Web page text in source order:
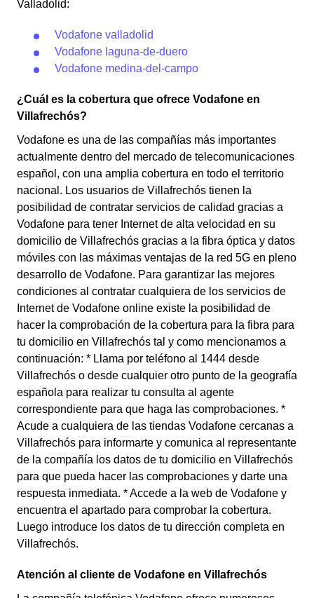
Valladolid:
Vodafone valladolid
Vodafone laguna-de-duero
Vodafone medina-del-campo
¿Cuál es la cobertura que ofrece Vodafone en
Villafrechós?
Vodafone es una de las compañías más importantes
actualmente dentro del mercado de telecomunicaciones
español, con una amplia cobertura en todo el territorio
nacional. Los usuarios de Villafrechós tienen la
posibilidad de contratar servicios de calidad gracias a
Vodafone para tener Internet de alta velocidad en su
domicilio de Villafrechós gracias a la fibra óptica y datos
móviles con las máximas ventajas de la red 5G en pleno
desarrollo de Vodafone. Para garantizar las mejores
condiciones al contratar cualquiera de los servicios de
Internet de Vodafone online existe la posibilidad de
hacer la comprobación de la cobertura para la fibra para
tu domicilio en Villafrechós tal y como mencionamos a
continuación: * Llama por teléfono al 1444 desde
Villafrechós o desde cualquier otro punto de la geografía
española para realizar tu consulta al agente
correspondiente para que haga las comprobaciones. *
Acude a cualquiera de las tiendas Vodafone cercanas a
Villafrechós para informarte y comunica al representante
de la compañía los datos de tu domicilio en Villafrechós
para que pueda hacer las comprobaciones y darte una
respuesta inmediata. * Accede a la web de Vodafone y
encuentra el apartado para comprobar la cobertura.
Luego introduce los datos de tu dirección completa en
Villafrechós.
Atención al cliente de Vodafone en Villafrechós